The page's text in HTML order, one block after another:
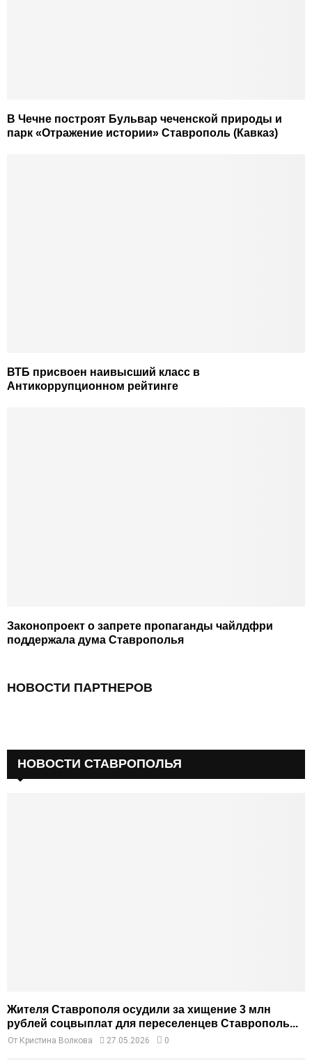
В Чечне построят Бульвар чеченской природы и
парк «Отражение истории» Ставрополь (Кавказ)
ВТБ присвоен наивысший класс в
Антикоррупционном рейтинге
Законопроект о запрете пропаганды чайлдфри
поддержала дума Ставрополья
НОВОСТИ ПАРТНЕРОВ
НОВОСТИ СТАВРОПОЛЬЯ
Жителя Ставрополя осудили за хищение 3 млн
рублей соцвыплат для переселенцев Ставрополь...
От Кристина Волкова 27.05.2026 0